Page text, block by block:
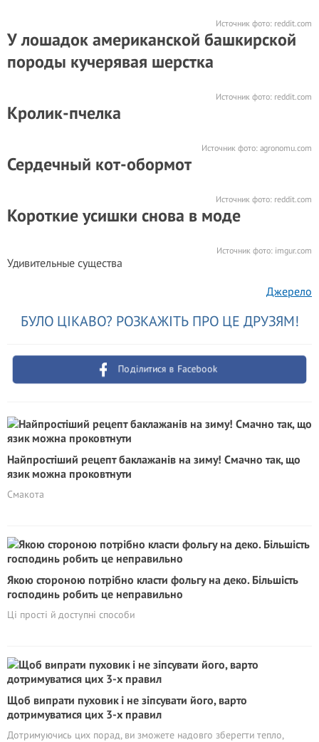
Источник фото: reddit.com
У лошадок американской башкирской
породы кучерявая шерстка
Источник фото: reddit.com
Кролик-пчелка
Источник фото: agronomu.com
Сердечный кот-обормот
Источник фото: reddit.com
Короткие усишки снова в моде
Источник фото: imgur.com
Удивительные существа
Джерело
БУЛО ЦІКАВО? РОЗКАЖІТЬ ПРО ЦЕ ДРУЗЯМ!
Поділитися в Facebook
Найпростіший рецепт баклажанів на зиму! Смачно так, що
язик можна проковтнути
Смакота
Якою стороною потрібно класти фольгу на деко. Більшість
господинь робить це неправильно
Ці прості й доступні способи
Щоб випрати пуховик і не зіпсувати його, варто
дотримуватися цих 3-х правил
Дотримуючись цих порад, ви зможете надовго зберегти тепло,